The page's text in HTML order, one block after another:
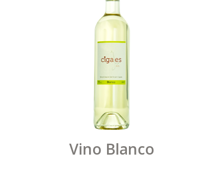
Vino Blanco